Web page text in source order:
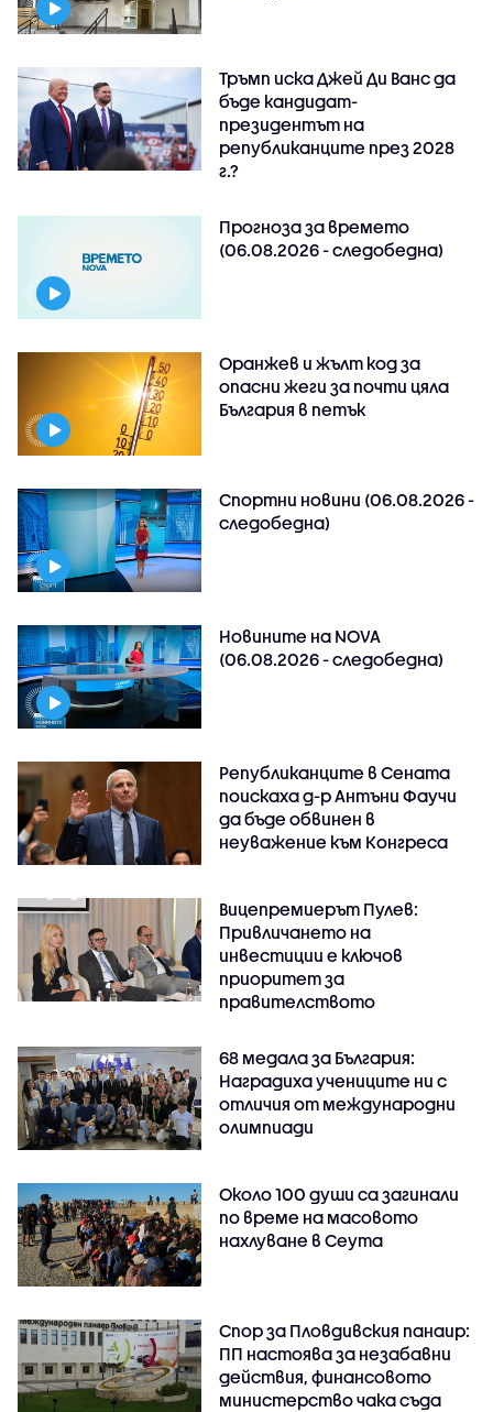
Тръмп иска Джей Ди Ванс да
бъде кандидат-
президентът на
републиканците през 2028
г.?
Прогноза за времето
(06.08.2026 - следобедна)
Оранжев и жълт код за
опасни жеги за почти цяла
България в петък
Спортни новини (06.08.2026 -
следобедна)
Новините на NOVA
(06.08.2026 - следобедна)
Републиканците в Сената
поискаха д-р Антъни Фаучи
да бъде обвинен в
неуважение към Конгреса
Вицепремиерът Пулев:
Привличането на
инвестиции е ключов
приоритет за
правителството
68 медала за България:
Наградиха учениците ни с
отличия от международни
олимпиади
Около 100 души са загинали
по време на масовото
нахлуване в Сеута
Спор за Пловдивския панаир:
ПП настоява за незабавни
действия, финансовото
министерство чака съда